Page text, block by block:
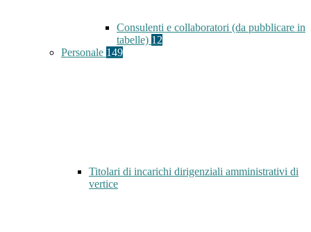
Consulenti e collaboratori (da pubblicare in
tabelle) 12
Personale 149
Titolari di incarichi dirigenziali amministrativi di
vertice